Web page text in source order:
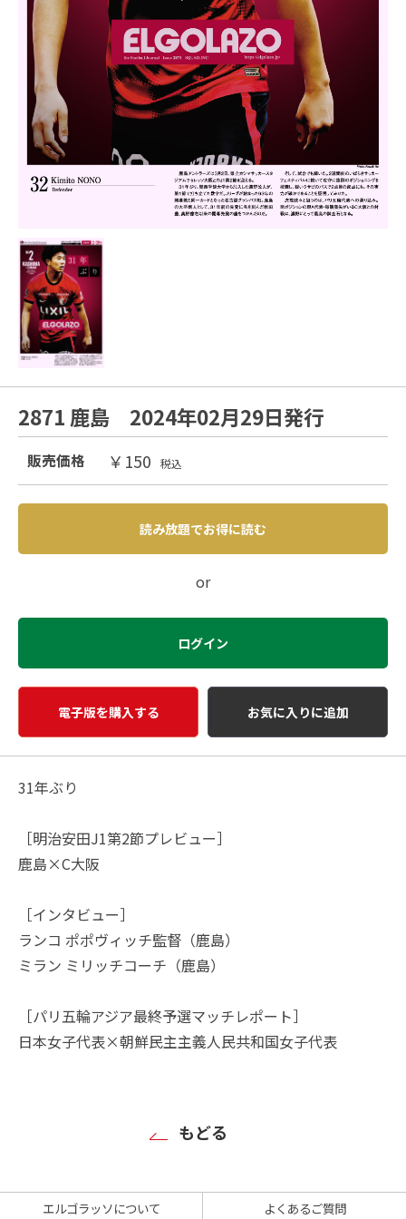
2871 鹿島 2024年02月29日発行
販売価格 ￥150 税込
読み放題でお得に読む
or
ログイン
電子版を購入する お気に入りに追加
31年ぶり
［明治安田J1第2節プレビュー］
鹿島×C大阪
［インタビュー］
ランコ ポポヴィッチ監督（鹿島）
ミラン ミリッチコーチ（鹿島）
［パリ五輪アジア最終予選マッチレポート］
日本女子代表×朝鮮民主主義人民共和国女子代表
もどる
エルゴラッソについて よくあるご質問